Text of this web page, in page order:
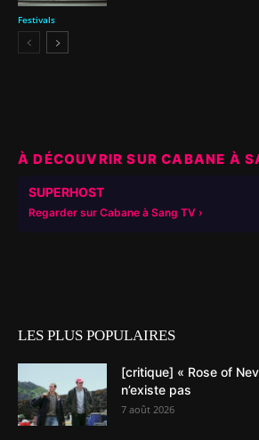
Festivals
À DÉCOUVRIR SUR CABANE À
SUPERHOST
Regarder sur Cabane à Sang TV
LES PLUS POPULAIRES
[critique] « Rose of
n’existe pas
7 août 2026